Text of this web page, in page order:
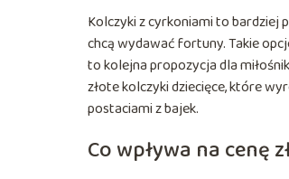
Kolczyki z cyrkoniami to bardziej
chcą wydawać fortuny. Takie
to kolejna propozycja dla
złote kolczyki dziecięce, które
postaciami z bajek.
Co wpływa na cenę